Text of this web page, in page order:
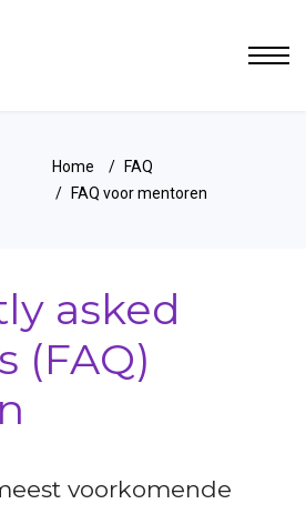
Home
FAQ
FAQ voor mentoren
asked
(FAQ)
voorkomende